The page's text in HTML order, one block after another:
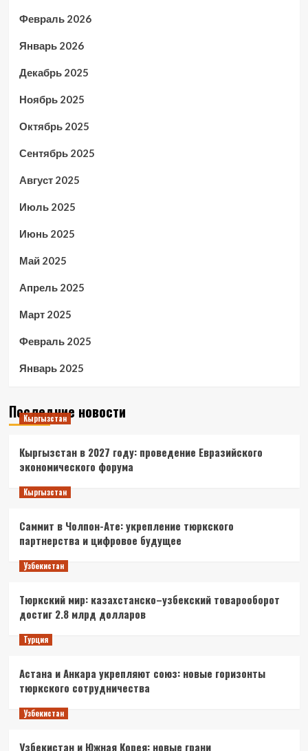
Февраль 2026
Январь 2026
Декабрь 2025
Ноябрь 2025
Октябрь 2025
Сентябрь 2025
Август 2025
Июль 2025
Июнь 2025
Май 2025
Апрель 2025
Март 2025
Февраль 2025
Январь 2025
Последние новости
Кыргызстан
Кыргызстан в 2027 году: проведение Евразийского
экономического форума
Кыргызстан
Саммит в Чолпон-Ате: укрепление тюркского
партнерства и цифровое будущее
Узбекистан
Тюркский мир: казахстанско–узбекский товарооборот
достиг 2.8 млрд долларов
Турция
Астана и Анкара укрепляют союз: новые горизонты
тюркского сотрудничества
Узбекистан
Узбекистан и Южная Корея: новые грани